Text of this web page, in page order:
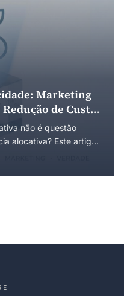
Marketing
de Custos
de Público-Ideal
não é questão
alocativa? Este artigo